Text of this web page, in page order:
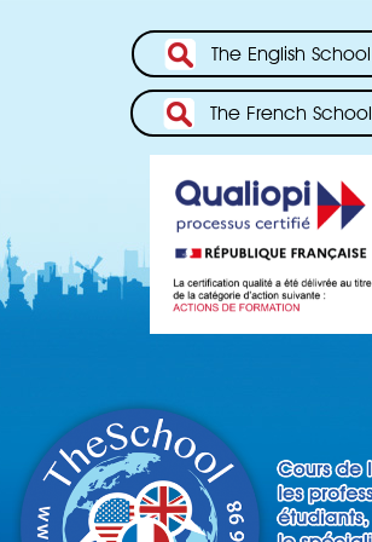
The English School
The French School